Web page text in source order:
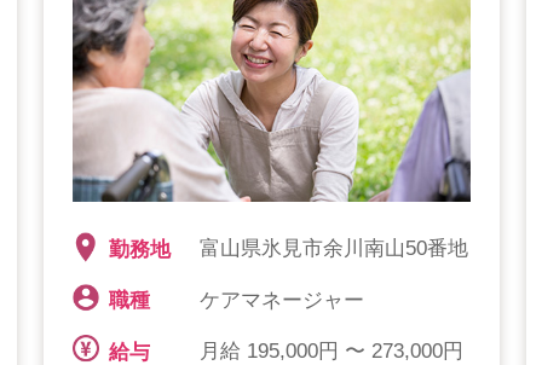
勤務地 富山県氷見市余川南山50番地
職種 ケアマネージャー
給与 月給 195,000円 〜 273,000円